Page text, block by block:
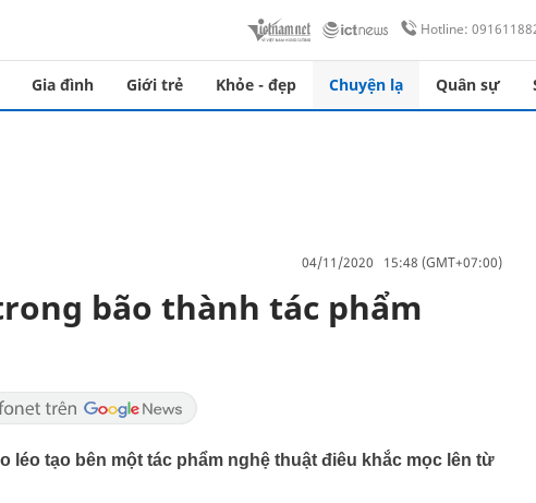
Hotline:
Gia đình Giới trẻ Khỏe - đẹp Chuyện lạ Quân sự
04/11/2020 15:48 (GMT+07:00)
bão thành tác phẩm
léo tạo bên một tác phẩm nghệ thuật điêu khắc mọc lên từ